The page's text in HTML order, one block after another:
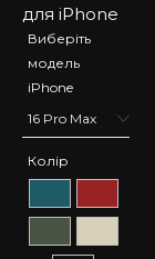
Виберіть
модель
iPhone
Колір